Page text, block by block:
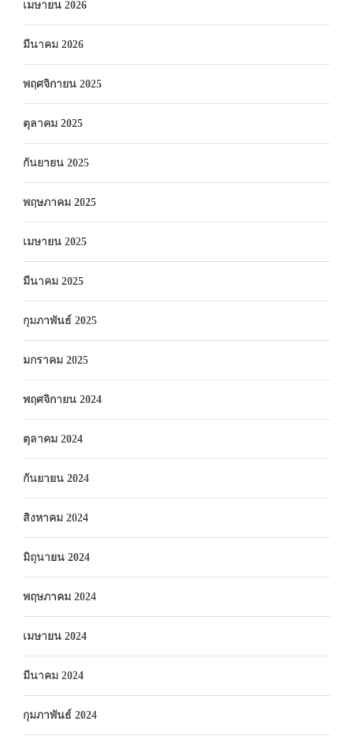
เมษายน 2026
มีนาคม 2026
พฤศจิกายน 2025
ตุลาคม 2025
กันยายน 2025
พฤษภาคม 2025
เมษายน 2025
มีนาคม 2025
กุมภาพันธ์ 2025
มกราคม 2025
พฤศจิกายน 2024
ตุลาคม 2024
กันยายน 2024
สิงหาคม 2024
มิถุนายน 2024
พฤษภาคม 2024
เมษายน 2024
มีนาคม 2024
กุมภาพันธ์ 2024